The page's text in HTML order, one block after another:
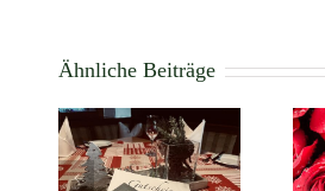
Ähnliche Beiträge